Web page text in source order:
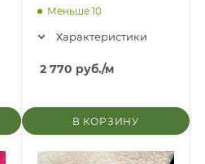
Горький шоколад/мех
Меньше 10
Характеристики
2 770 руб./м
В КОРЗИНУ